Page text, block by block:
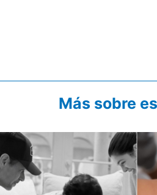
Más sobre